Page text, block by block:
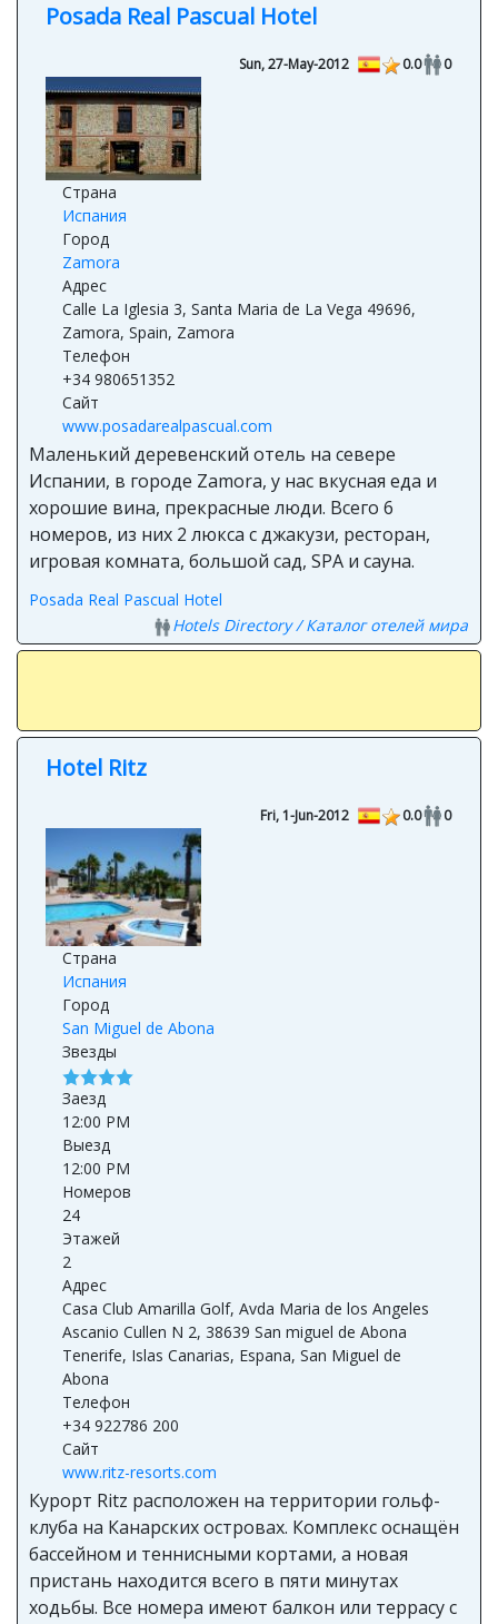
Posada Real Pascual Hotel
Sun, 27-May-2012 0.0 0
Страна
Испания
Город
Zamora
Адрес
Calle La Iglesia 3, Santa Maria de La Vega 49696,
Zamora, Spain, Zamora
Телефон
+34 980651352
Сайт
www.posadarealpascual.com
Маленький деревенский отель на севере
Испании, в городе Zamora, у нас вкусная еда и
хорошие вина, прекрасные люди. Всего 6
номеров, из них 2 люкса с джакузи, ресторан,
игровая комната, большой сад, SPA и сауна.
Posada Real Pascual Hotel
Hotels Directory / Каталог отелей мира
Hotel Ritz
Fri, 1-Jun-2012 0.0 0
Страна
Испания
Город
San Miguel de Abona
Звезды
Заезд
12:00 PM
Выезд
12:00 PM
Номеров
24
Этажей
2
Адрес
Casa Club Amarilla Golf, Avda Maria de los Angeles
Ascanio Cullen N 2, 38639 San miguel de Abona
Tenerife, Islas Canarias, Espana, San Miguel de
Abona
Телефон
+34 922786 200
Сайт
www.ritz-resorts.com
Курорт Ritz расположен на территории гольф-
клуба на Канарских островах. Комплекс оснащён
бассейном и теннисными кортами, а новая
пристань находится всего в пяти минутах
ходьбы. Все номера имеют балкон или террасу с